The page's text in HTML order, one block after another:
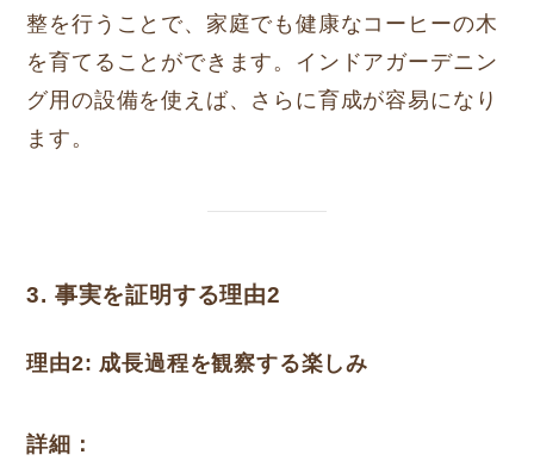
整を行うことで、家庭でも健康なコーヒーの木
を育てることができます。インドアガーデニン
グ用の設備を使えば、さらに育成が容易になり
ます。
3. 事実を証明する理由2
理由2: 成長過程を観察する楽しみ
詳細：